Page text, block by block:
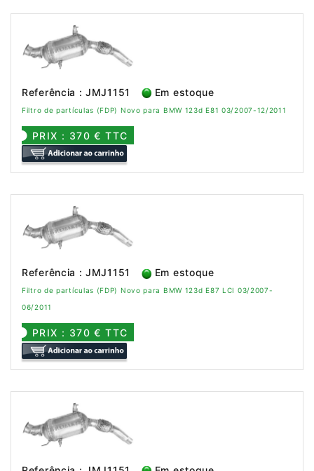
Referência : JMJ1151 Em estoque
Filtro de partículas (FDP) Novo para BMW 123d E81 03/2007-12/2011
PRIX : 370 € TTC
Referência : JMJ1151 Em estoque
Filtro de partículas (FDP) Novo para BMW 123d E87 LCI 03/2007-
06/2011
PRIX : 370 € TTC